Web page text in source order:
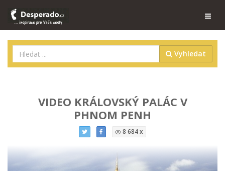
Vyhledat
VIDEO KRÁLOVSKÝ PALÁC V
PHNOM PENH
8 684 x